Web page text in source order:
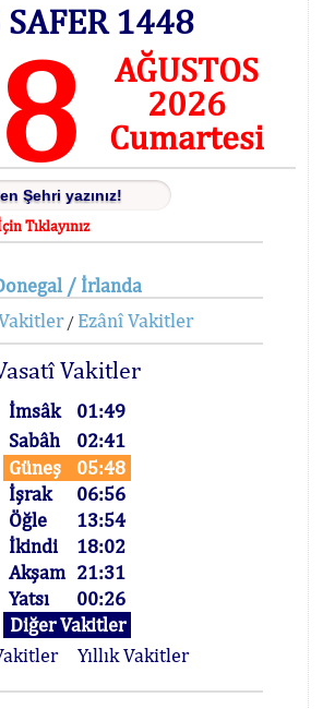
SAFER 1448
8
AĞUSTOS
2026
Cumartesi
Tıklayınız
/ İrlanda
/ Ezânî Vakitler
Vakitler
İmsâk
01:49
Sabâh
02:41
Güneş
05:48
İşrak
06:56
Öğle
13:54
İkindi
18:02
Akşam 21:31
Yatsı
00:26
Diğer Vakitler
Yıllık Vakitler